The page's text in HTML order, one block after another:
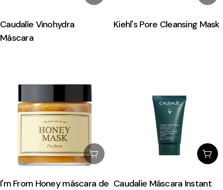
Caudalíe Vinohydra
Máscara
Kiehl's Pore Cleansing Mask
Esgotado
I'm From Honey máscara de Caudalie Máscara Instant